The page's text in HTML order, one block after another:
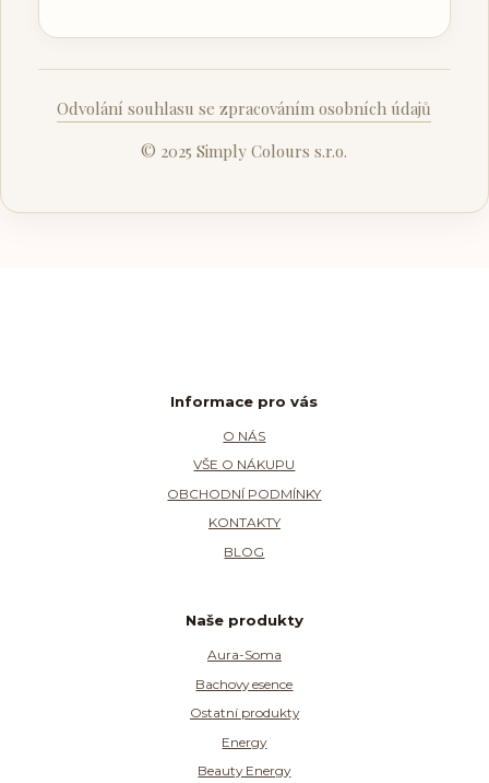
Odvolání souhlasu se zpracováním osobních údajů
© 2025 Simply Colours s.r.o.
Informace pro vás
O NÁS
VŠE O NÁKUPU
OBCHODNÍ PODMÍNKY
KONTAKTY
BLOG
Naše produkty
Aura-Soma
Bachovy esence
Ostatní produkty
Energy
Beauty Energy